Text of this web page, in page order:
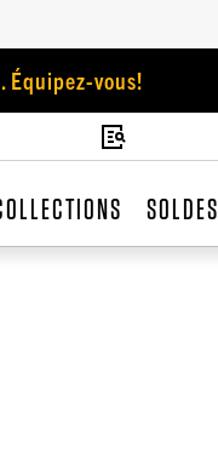
Équipez-vous!
SOLDES